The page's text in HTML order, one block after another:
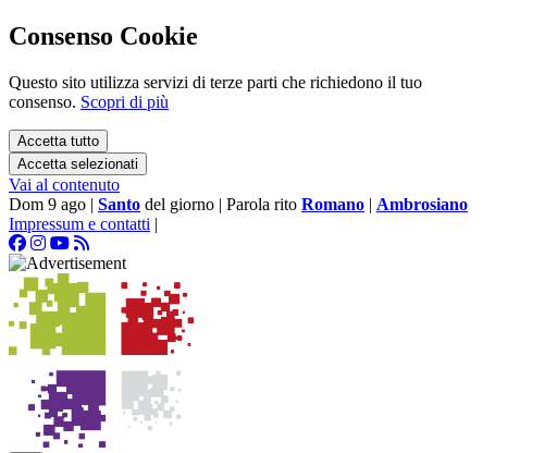
Consenso Cookie
Questo sito utilizza servizi di terze parti che richiedono il tuo
consenso. Scopri di più
Accetta tutto
Accetta selezionati
Vai al contenuto
Dom 9 ago | Santo del giorno | Parola rito Romano | Ambrosiano
Impressum e contatti |